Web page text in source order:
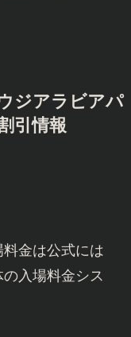
ジアラビアパ
引情報
金は公式には
入場料金シス